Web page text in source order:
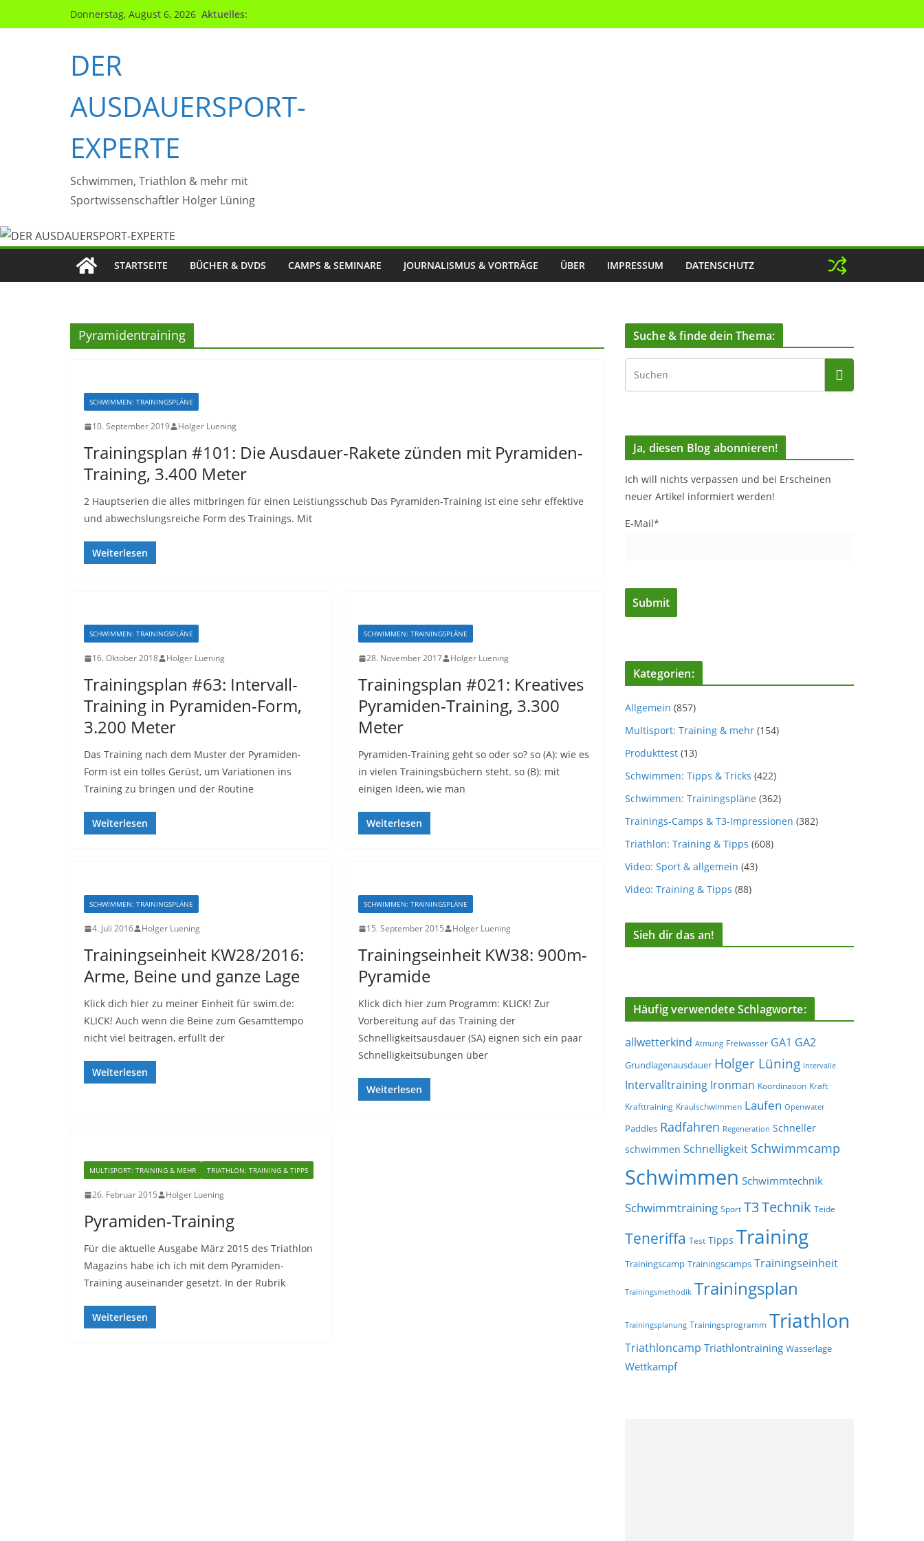
Inhalt
Donnerstag, August 6, 2026 Aktuelles:
DER
AUSDAUERSPORT-
EXPERTE
Schwimmen, Triathlon & mehr mit
Sportwissenschaftler Holger Lüning
STARTSEITE BÜCHER & DVDS CAMPS & SEMINARE JOURNALISMUS & VORTRÄGE ÜBER IMPRESSUM DATENSCHUTZ
Pyramidentraining
SCHWIMMEN: TRAININGSPLÄNE
10. September 2019 Holger Luening
Trainingsplan #101: Die Ausdauer-Rakete zünden mit Pyramiden-
Training, 3.400 Meter
2 Hauptserien die alles mitbringen für einen Leistiungsschub Das Pyramiden-Training ist eine sehr effektive
und abwechslungsreiche Form des Trainings. Mit
Weiterlesen
SCHWIMMEN: TRAININGSPLÄNE
16. Oktober 2018 Holger Luening
Trainingsplan #63: Intervall-
Training in Pyramiden-Form,
3.200 Meter
Das Training nach dem Muster der Pyramiden-
Form ist ein tolles Gerüst, um Variationen ins
Training zu bringen und der Routine
Weiterlesen
SCHWIMMEN: TRAININGSPLÄNE
28. November 2017 Holger Luening
Trainingsplan #021: Kreatives
Pyramiden-Training, 3.300
Meter
Pyramiden-Training geht so oder so? so (A): wie es
in vielen Trainingsbüchern steht. so (B): mit
einigen Ideen, wie man
Weiterlesen
SCHWIMMEN: TRAININGSPLÄNE
4. Juli 2016 Holger Luening
Trainingseinheit KW28/2016:
Arme, Beine und ganze Lage
Klick dich hier zu meiner Einheit für swim.de:
KLICK! Auch wenn die Beine zum Gesamttempo
nicht viel beitragen, erfüllt der
Weiterlesen
SCHWIMMEN: TRAININGSPLÄNE
15. September 2015 Holger Luening
Trainingseinheit KW38: 900m-
Pyramide
Klick dich hier zum Programm: KLICK! Zur
Vorbereitung auf das Training der
Schnelligkeitsausdauer (SA) eignen sich ein paar
Schnelligkeitsübungen über
Weiterlesen
MULTISPORT: TRAINING & MEHR TRIATHLON: TRAINING & TIPPS
26. Februar 2015 Holger Luening
Pyramiden-Training
Für die aktuelle Ausgabe März 2015 des Triathlon
Magazins habe ich ich mit dem Pyramiden-
Training auseinander gesetzt. In der Rubrik
Weiterlesen
Suche & finde dein Thema:
Ja, diesen Blog abonnieren!
Ich will nichts verpassen und bei Erscheinen
neuer Artikel informiert werden!
E-Mail*
Kategorien:
Allgemein (857)
Multisport: Training & mehr (154)
Produkttest (13)
Schwimmen: Tipps & Tricks (422)
Schwimmen: Trainingspläne (362)
Trainings-Camps & T3-Impressionen (382)
Triathlon: Training & Tipps (608)
Video: Sport & allgemein (43)
Video: Training & Tipps (88)
Sieh dir das an!
Häufig verwendete Schlagworte:
allwetterkind Atmung Freiwasser GA1 GA2
Grundlagenausdauer Holger Lüning Intervalle
Intervalltraining Ironman Koordination Kraft
Krafttraining Kraulschwimmen Laufen Openwater
Paddles Radfahren Regeneration Schneller
schwimmen Schnelligkeit Schwimmcamp
Schwimmen Schwimmtechnik
Schwimmtraining Sport T3Technik Teide
Teneriffa Test Tipps Training
Trainingscamp Trainingscamps Trainingseinheit
Trainingsmethodik Trainingsplan
Trainingsplanung Trainingsprogramm Triathlon
Triathloncamp Triathlontraining Wasserlage
Wettkampf